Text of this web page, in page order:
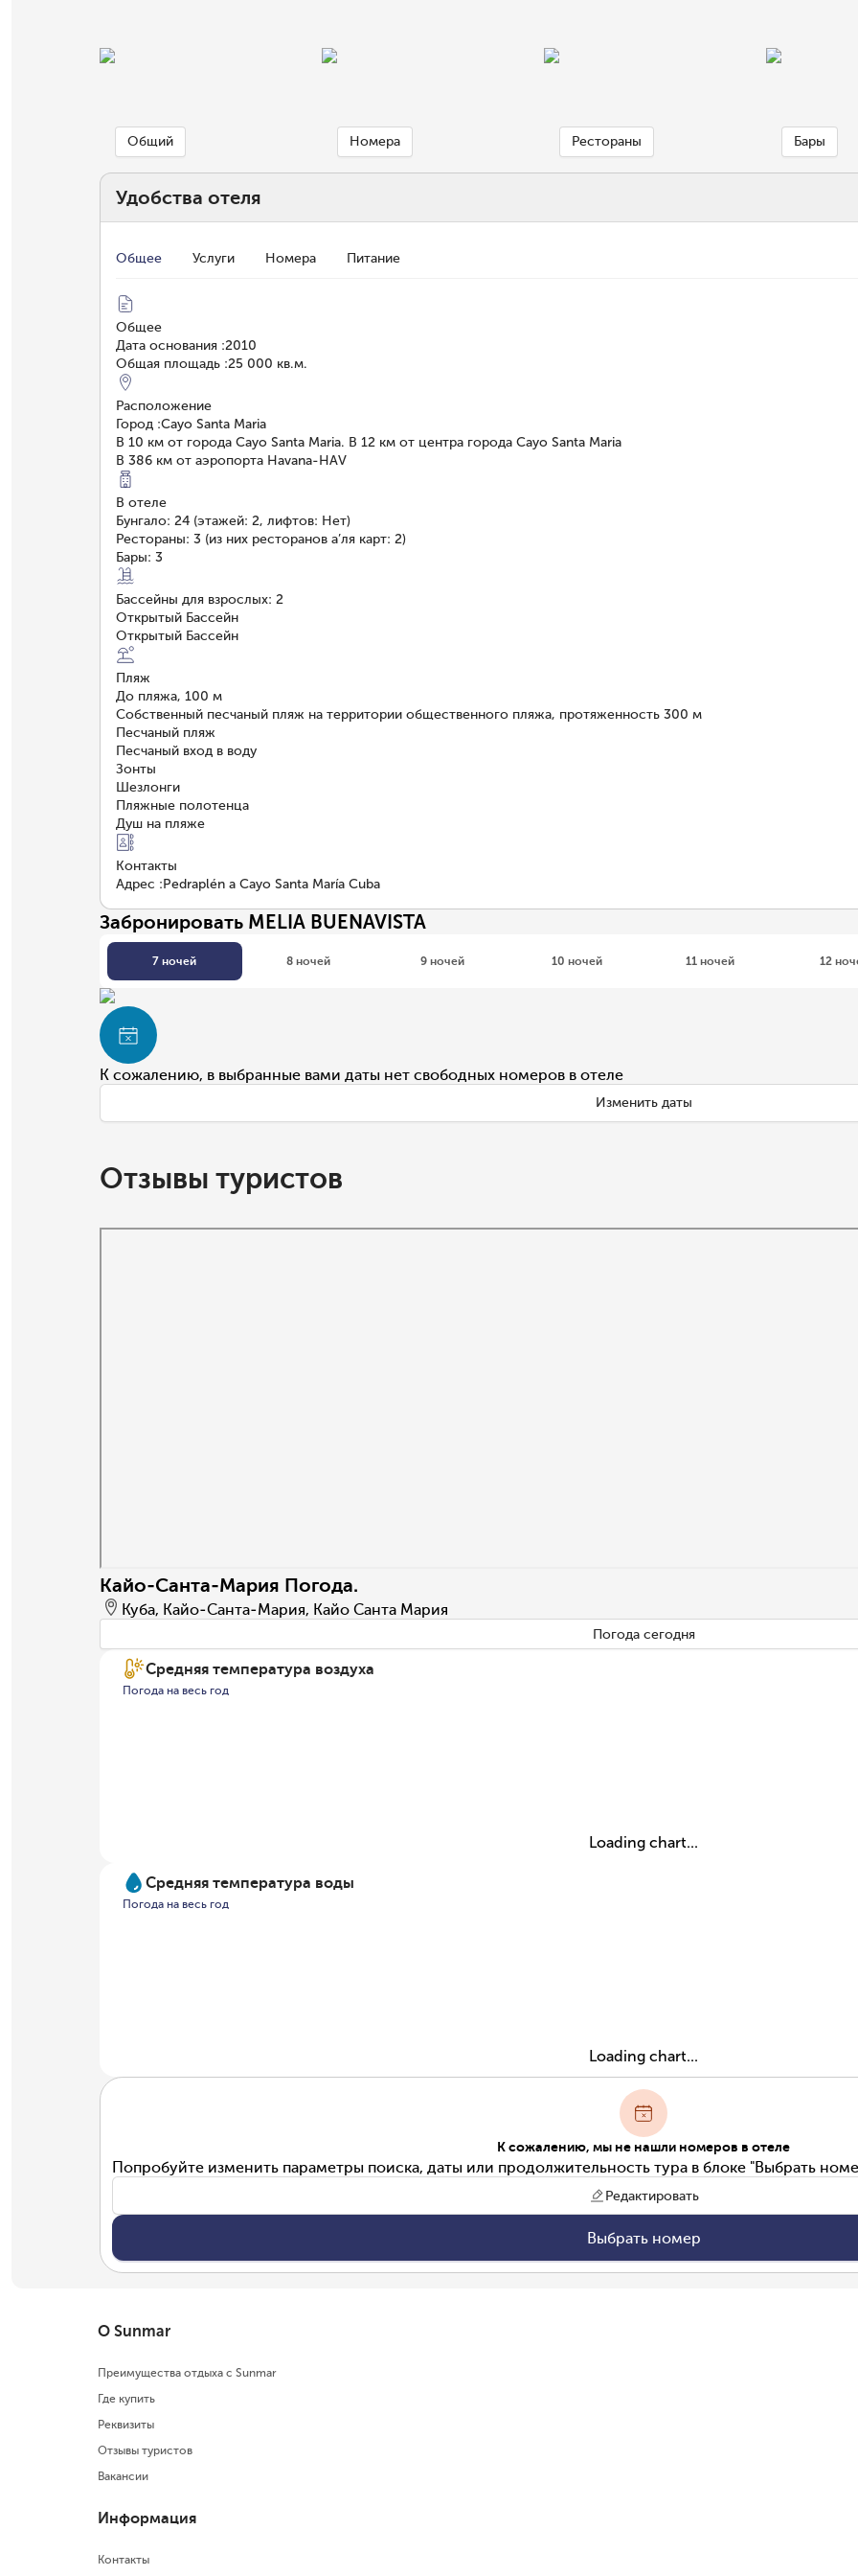
Общий Номера Рестораны Бары
Удобства отеля
Общее Услуги Номера Питание
Общее
Дата основания :2010
Общая площадь :25 000 кв.м.
Расположение
Город :Cayo Santa Maria
В 10 км от города Cayo Santa Maria. В 12 км от центра города Cayo Santa Maria
В 386 км от аэропорта Havana-HAV
В отеле
Бунгало: 24 (этажей: 2, лифтов: Нет)
Рестораны: 3 (из них ресторанов а’ля карт: 2)
Бары: 3
Бассейны для взрослых: 2
Открытый Бассейн
Открытый Бассейн
Пляж
До пляжа, 100 м
Собственный песчаный пляж на территории общественного пляжа, протяженность 300 м
Песчаный пляж
Песчаный вход в воду
Зонты
Шезлонги
Пляжные полотенца
Душ на пляже
Контакты
Адрес :Pedraplén a Cayo Santa María Cuba
Забронировать MELIA BUENAVISTA
7 ночей 8 ночей 9 ночей 10 ночей 11 ночей 12
К сожалению, в выбранные вами даты нет свободных номеров в отеле
Изменить даты
Отзывы туристов
Кайо-Санта-Мария Погода.
Куба, Кайо-Санта-Мария, Кайо Санта Мария
Погода сегодня
Средняя температура воздуха
Погода на весь год
Loading chart...
Средняя температура воды
Погода на весь год
Loading chart...
К сожалению, мы не нашли номеров в отеле
Попробуйте изменить параметры поиска, даты или продолжительность тура в блоке "Выбрать
Редактировать
Выбрать номер
О Sunmar
Преимущества отдыха с Sunmar
Где купить
Реквизиты
Отзывы туристов
Вакансии
Информация
Контакты